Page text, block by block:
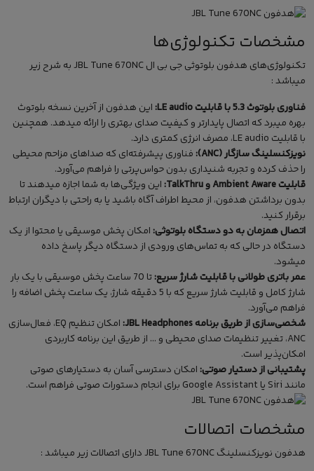
مشخصات تکنولوژی‌ها
تکنولوژی‌های هدفون بلوتوثی جی بی ال JBL Tune 670NC به شرح زیر
میباشد :
فناوری بلوتوث 5.3 با قابلیت LE audio:
این هدفون از آخرین نسخه بلوتوث
بهره میبرد که اتصال پایدارتر و کیفیت صدای بهتری را ارائه میدهد. همچنین
با قابلیت LE audio، مصرف انرژی کمتری دارد.
نویزکنسلینگ سازگار (ANC):
فناوری پیشرفته‌ای که صداهای مزاحم محیطی
را حذف کرده و تجربه شنیداری بدون حواس‌پرتی را فراهم می‌آورد.
قابلیت Ambient Aware و TalkThru:
این ویژگی‌ها به شما اجازه میدهند تا
بدون برداشتن هدفون، از محیط اطراف آگاه باشید یا به راحتی با دیگران ارتباط
برقرار کنید.
اتصال همزمان به دو دستگاه بلوتوثی:امکان پخش موسیقی یا محتوا از یک
دستگاه در حالی که به تماس‌های ورودی از دستگاه دیگر پاسخ داده
میشود.
عمر باتری طولانی با قابلیت شارژ سریع:
تا 70 ساعت پخش موسیقی با یک بار
شارژ کامل و قابلیت شارژ سریع که با 5 دقیقه شارژ، یک ساعت پخش اضافه را
فراهم می‌آورد.
شخصی‌سازی از طریق برنامه JBL Headphones:
امکان تنظیم EQ، فعال‌سازی
ANC، تغییر تنظیمات صدای محیطی و … از طریق این برنامه کاربردی
امکان‌پذیر است.
پشتیبانی از دستیار صوتی:امکان دسترسی آسان به دستیارهای صوتی
مانند Siri یا Google Assistant برای انجام دستورات صوتی فراهم است.
مشخصات اتصالات
هدفون نویزکنسلینگ